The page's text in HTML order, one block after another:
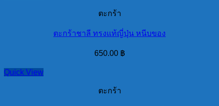
ตะกร้า
ตะกร้าชาลี ทรงแท้ญี่ปุ่น หนีบของ
650.00 ฿
Quick View
ตะกร้า